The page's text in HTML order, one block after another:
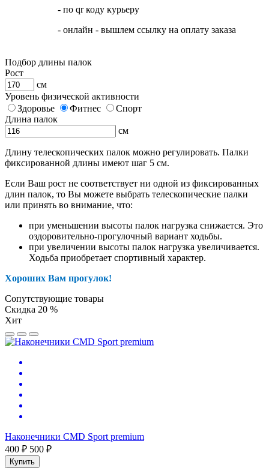
- по qr коду курьеру
- онлайн - вышлем ссылку на оплату заказа
Подбор длины палок
Рост
см
Уровень физической активности
Здоровье
Фитнес
Спорт
Длина палок
см
Длину телескопических палок можно регулировать. Палки
фиксированной длины имеют шаг 5 см.
Если Ваш рост не соответствует ни одной из фиксированных
длин палок, то Вы можете выбрать телескопические палки
или принять во внимание, что:
при уменьшении высоты палок нагрузка снижается. Это
оздоровительно-прогулочный вариант ходьбы.
при увеличении высоты палок нагрузка увеличивается.
Ходьба приобретает спортивный характер.
Хороших Вам прогулок!
Сопутствующие товары
Скидка 20 %
Хит
Наконечники CMD Sport premium
400 ₽ 500 ₽
Купить